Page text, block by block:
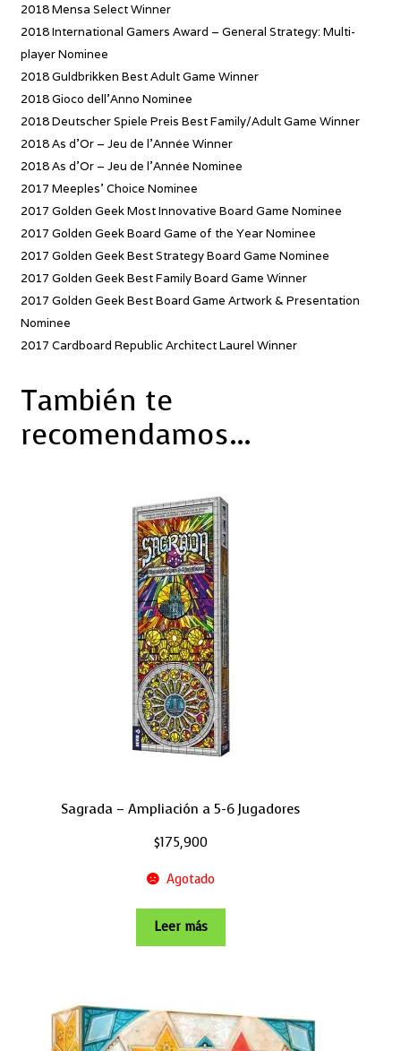
2018 Mensa Select Winner
2018 International Gamers Award – General Strategy: Multi-
player Nominee
2018 Guldbrikken Best Adult Game Winner
2018 Gioco dell’Anno Nominee
2018 Deutscher Spiele Preis Best Family/Adult Game Winner
2018 As d’Or – Jeu de l’Année Winner
2018 As d’Or – Jeu de l’Année Nominee
2017 Meeples’ Choice Nominee
2017 Golden Geek Most Innovative Board Game Nominee
2017 Golden Geek Board Game of the Year Nominee
2017 Golden Geek Best Strategy Board Game Nominee
2017 Golden Geek Best Family Board Game Winner
2017 Golden Geek Best Board Game Artwork & Presentation
Nominee
2017 Cardboard Republic Architect Laurel Winner
También te
recomendamos…
Sagrada – Ampliación a 5-6 Jugadores
$175,900
Agotado
Leer más